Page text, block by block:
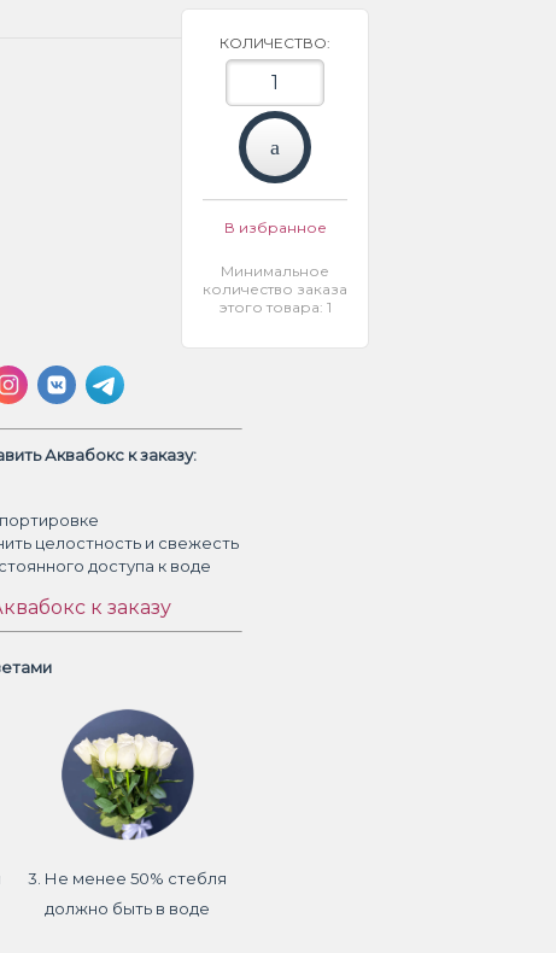
КОЛИЧЕСТВО:
В избранное
Минимальное
количество заказа
этого товара: 1
Аквабокс к заказу:
целостность и свежесть
доступа к воде
к заказу
3. Не менее 50% стебля
должно быть в воде